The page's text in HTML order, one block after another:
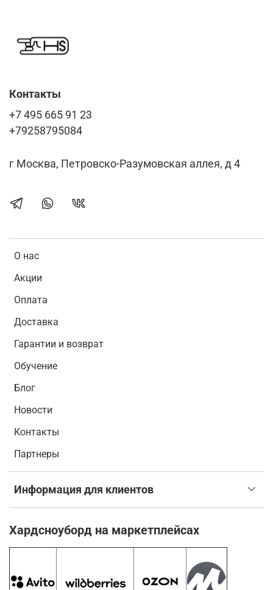
О нас
Акции
Оплата
Доставка
Гарантии и возврат
Обучение
Блог
Новости
Контакты
Партнеры
Информация для клиентов
Контакты
+7 495 665 91 23
+79258795084
г Москва, Петровско-Разумовская аллея, д 4
Хардсноуборд на маркетплейсах